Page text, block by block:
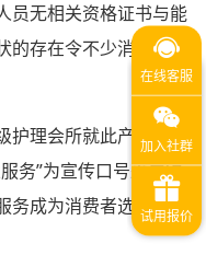
员无相关资格证书与能
存在令不少消费者望
护理会所就此产生，这
务”为宣传口号来赢得
务成为消费者选择高级